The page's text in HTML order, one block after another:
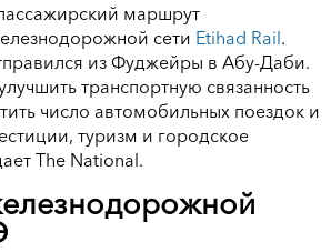
маршрут
сети Etihad Rail.
из Фуджейры в Абу-Даби.
транспортную связанность
число автомобильных поездок и
туризм и городское
The National.